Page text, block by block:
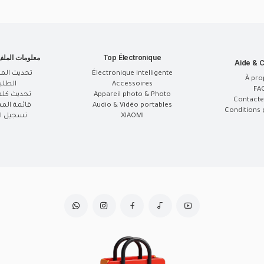
معلومات
تحديث
تحديث
قائمة
تسجيل
Top Électronique
Électronique intelligente
Accessoires
Appareil photo & Photo
Audio & Vidéo portables
XIAOMI
Aide &
À
Conditions